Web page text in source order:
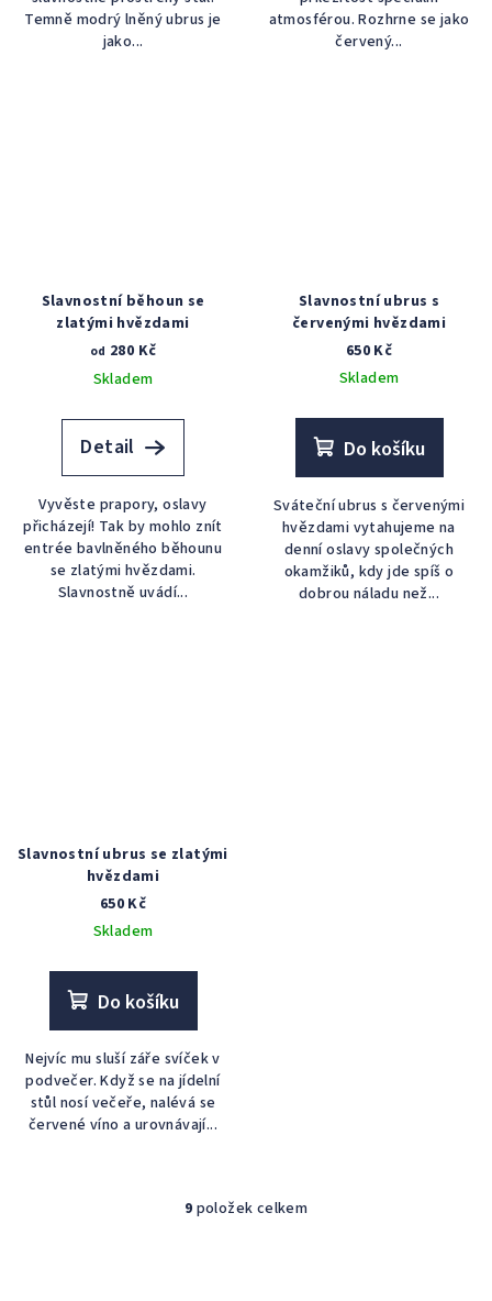
Temně modrý lněný ubrus je
jako...
atmosférou. Rozhrne se jako
červený...
Slavnostní běhoun se
zlatými hvězdami
od 280 Kč
Skladem
Detail
Vyvěste prapory, oslavy
přicházejí! Tak by mohlo znít
entrée bavlněného běhounu
se zlatými hvězdami.
Slavnostně uvádí...
Slavnostní ubrus s
červenými hvězdami
650 Kč
Skladem
Do košíku
Sváteční ubrus s červenými
hvězdami vytahujeme na
denní oslavy společných
okamžiků, kdy jde spíš o
dobrou náladu než...
Slavnostní ubrus se zlatými
hvězdami
650 Kč
Skladem
Do košíku
Nejvíc mu sluší záře svíček v
podvečer. Když se na jídelní
stůl nosí večeře, nalévá se
červené víno a urovnávají...
O
9 položek celkem